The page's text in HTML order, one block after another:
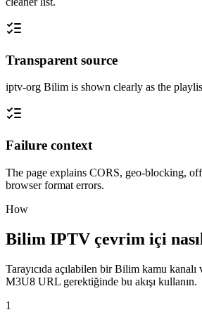
Transparent source
iptv-org Bilim is shown clearly as the
Failure context
The page explains CORS, geo-blocking,
browser format errors.
How
Bilim IPTV çevrim içi
Tarayıcıda açılabilen bir Bilim kamu
M3U8 URL gerektiğinde bu akışı kullanın.
1